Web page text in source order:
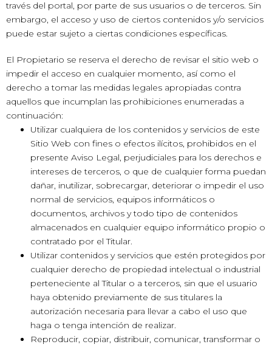
través del portal, por parte de sus usuarios o de terceros. Sin
embargo, el acceso y uso de ciertos contenidos y/o servicios
puede estar sujeto a ciertas condiciones específicas.
El Propietario se reserva el derecho de revisar el sitio web o
impedir el acceso en cualquier momento, así como el
derecho a tomar las medidas legales apropiadas contra
aquellos que incumplan las prohibiciones enumeradas a
continuación:
Utilizar cualquiera de los contenidos y servicios de este
Sitio Web con fines o efectos ilícitos, prohibidos en el
presente Aviso Legal, perjudiciales para los derechos e
intereses de terceros, o que de cualquier forma puedan
dañar, inutilizar, sobrecargar, deteriorar o impedir el uso
normal de servicios, equipos informáticos o
documentos, archivos y todo tipo de contenidos
almacenados en cualquier equipo informático propio o
contratado por el Titular.
Utilizar contenidos y servicios que estén protegidos por
cualquier derecho de propiedad intelectual o industrial
perteneciente al Titular o a terceros, sin que el usuario
haya obtenido previamente de sus titulares la
autorización necesaria para llevar a cabo el uso que
haga o tenga intención de realizar.
Reproducir, copiar, distribuir, comunicar, transformar o